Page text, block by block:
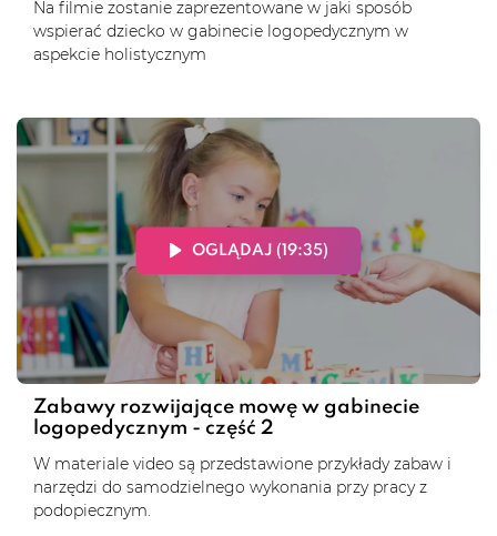
Na filmie zostanie zaprezentowane w jaki sposób
wspierać dziecko w gabinecie logopedycznym w
aspekcie holistycznym
OGLĄDAJ (19:35)
Zabawy rozwijające mowę w gabinecie
logopedycznym - część 2
W materiale video są przedstawione przykłady zabaw i
narzędzi do samodzielnego wykonania przy pracy z
podopiecznym.